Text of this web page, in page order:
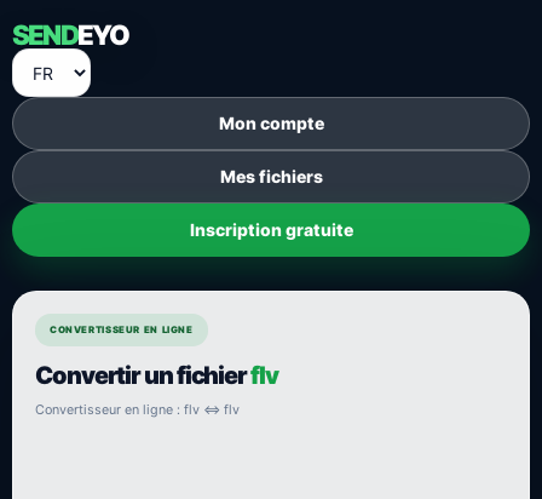
SENDEYO
Mon compte
Mes fichiers
Inscription gratuite
CONVERTISSEUR EN LIGNE
Convertir un fichierflv
Convertisseur en ligne : flv ⇔ flv